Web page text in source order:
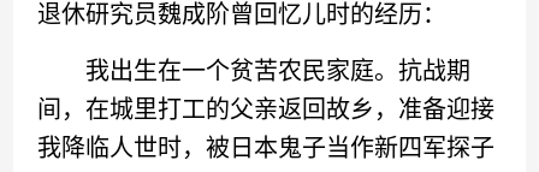
退休研究员魏成阶曾回忆儿时的经历：
我出生在一个贫苦农民家庭。抗战期
间，在城里打工的父亲返回故乡，准备迎接
我降临人世时，被日本鬼子当作新四军探子